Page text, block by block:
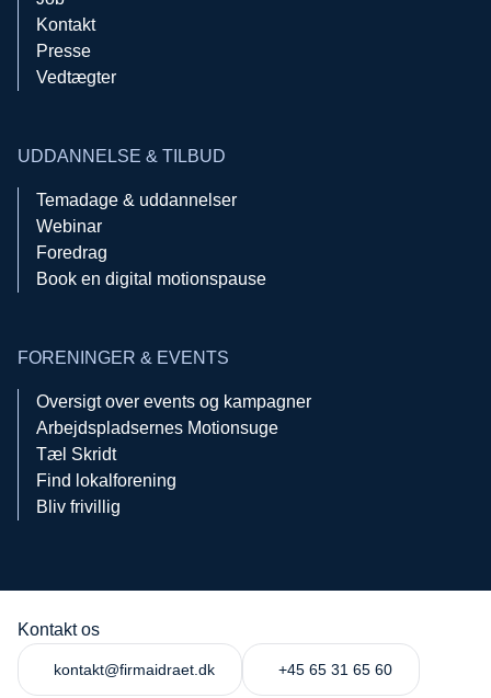
Kontakt
Presse
Vedtægter
UDDANNELSE & TILBUD
Temadage & uddannelser
Webinar
Foredrag
Book en digital motionspause
FORENINGER & EVENTS
Oversigt over events og kampagner
Arbejdspladsernes Motionsuge
Tæl Skridt
Find lokalforening
Bliv frivillig
Kontakt os
kontakt@firmaidraet.dk +45 65 31 65 60